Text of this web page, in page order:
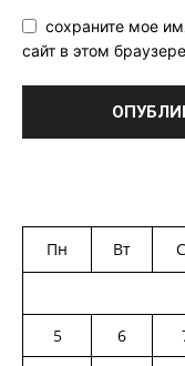
сохраните мое
сайт в этом
Пн Вт
5
6